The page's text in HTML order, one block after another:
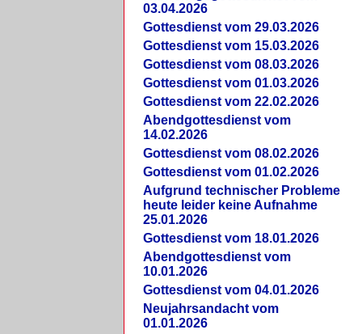
03.04.2026
Gottesdienst vom 29.03.2026
Gottesdienst vom 15.03.2026
Gottesdienst vom 08.03.2026
Gottesdienst vom 01.03.2026
Gottesdienst vom 22.02.2026
Abendgottesdienst vom
14.02.2026
Gottesdienst vom 08.02.2026
Gottesdienst vom 01.02.2026
Aufgrund technischer Probleme
heute leider keine Aufnahme
25.01.2026
Gottesdienst vom 18.01.2026
Abendgottesdienst vom
10.01.2026
Gottesdienst vom 04.01.2026
Neujahrsandacht vom
01.01.2026